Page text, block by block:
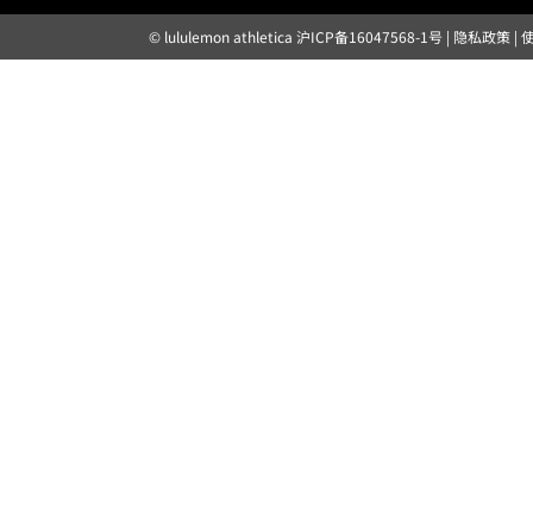
© lululemon athletica 沪ICP备16047568-1号 | 隐私政策|